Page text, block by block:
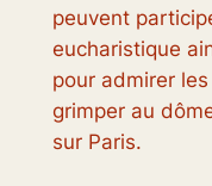
peuvent
eucharistique
pour admirer
grimper au
sur Paris.